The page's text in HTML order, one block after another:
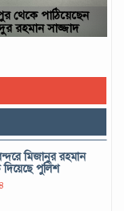
গ্রাম থেকে তোলা-
মিজানুর রহমান
পুলিশ